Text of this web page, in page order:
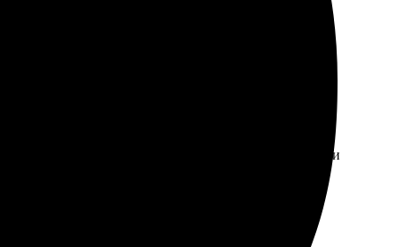
заказа оказался простым и удобным. Сайт
пришлось переживать. Заказ был выполнен в срок и